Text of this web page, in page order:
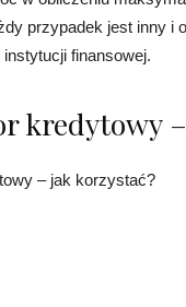
przypadek jest inny i
finansowej.
kredytowy
– jak korzystać?